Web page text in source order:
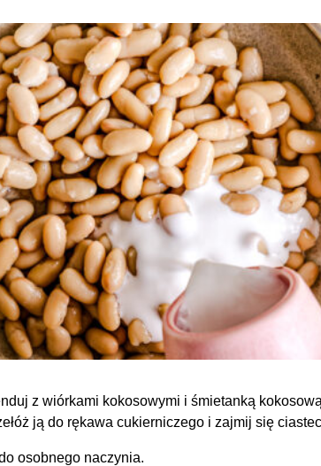
z wiórkami kokosowymi i śmietanką
ją do rękawa cukierniczego i zajmij się
osobnego naczynia.